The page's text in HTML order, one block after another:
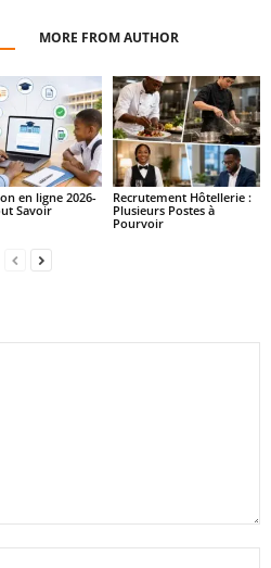
MORE FROM AUTHOR
en ligne 2026-
Savoir
Recrutement Hôtellerie :
Plusieurs Postes à
Pourvoir